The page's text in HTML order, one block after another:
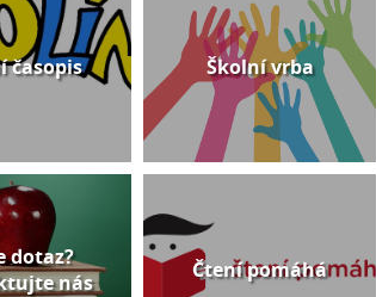
časopis Školní vrba
dotaz?
nás
Čtení pomáhá